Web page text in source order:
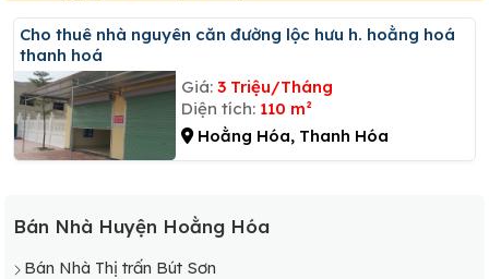
Cho thuê nhà nguyên căn đường lộc hưu h. hoằng hoá
thanh hoá
Giá: 3 Triệu/Tháng
Diện tích: 110 m²
Hoằng Hóa, Thanh Hóa
Bán Nhà Huyện Hoằng Hóa
Bán Nhà Thị trấn Bút Sơn